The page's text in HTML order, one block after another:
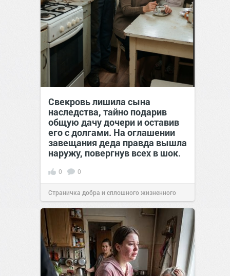
Свекровь лишила сына
наследства, тайно подарив
общую дачу дочери и оставив
его с долгами. На оглашении
завещания деда правда вышла
наружу, повергнув всех в шок.
0 0
Страничка добра и сплошного жизненного
позитива!00:2907 авг 2026